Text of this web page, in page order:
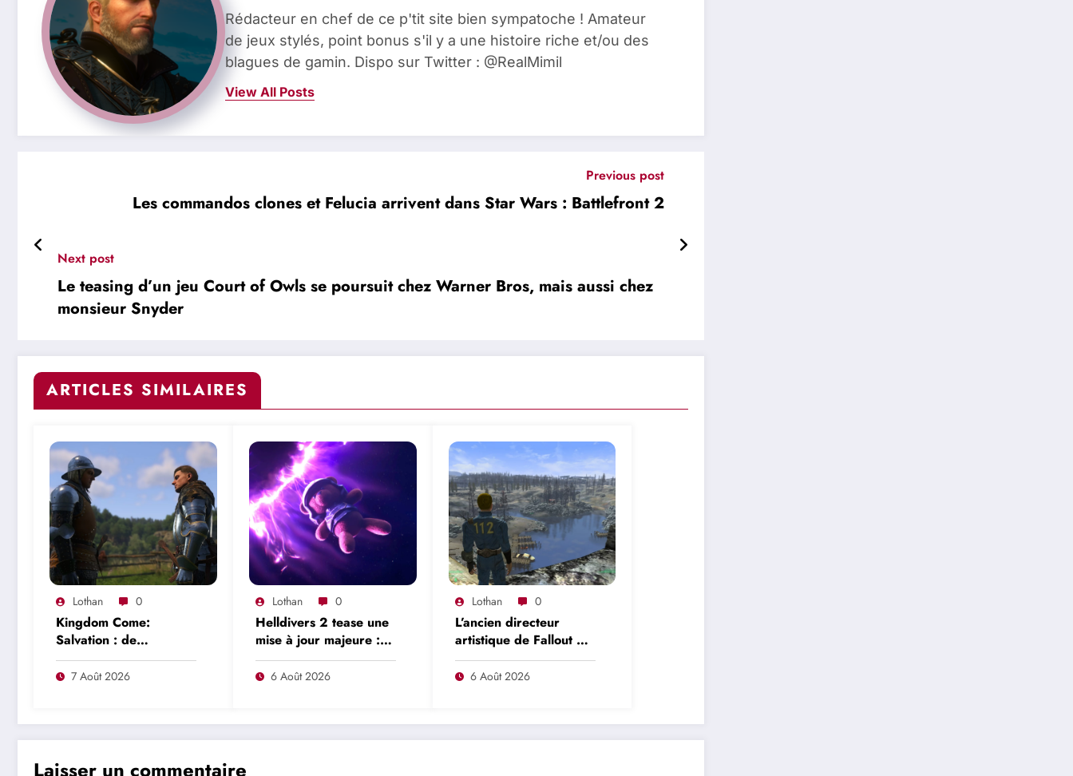
Rédacteur en chef de ce p'tit site bien sympatoche ! Amateur
de jeux stylés, point bonus s'il y a une histoire riche et/ou des
blagues de gamin. Dispo sur Twitter : @RealMimil
View All Posts
Previous post
Les commandos clones et Felucia arrivent dans Star Wars : Battlefront 2
Next post
Le teasing d’un jeu Court of Owls se poursuit chez Warner Bros, mais aussi chez
monsieur Snyder
ARTICLES SIMILAIRES
Lothan 0
Kingdom Come:
Salvation : de
nouveaux dépôts de
marque relancent les
7 Août 2026
Lothan 0
Helldivers 2 tease une
mise à jour majeure :
les Illuministes sont de
retour et une nouvelle
6 Août 2026
Lothan 0
L’ancien directeur
artistique de Fallout 3
attend avec impatience
le remake : « Ce n’était
6 Août 2026
Laisser un commentaire